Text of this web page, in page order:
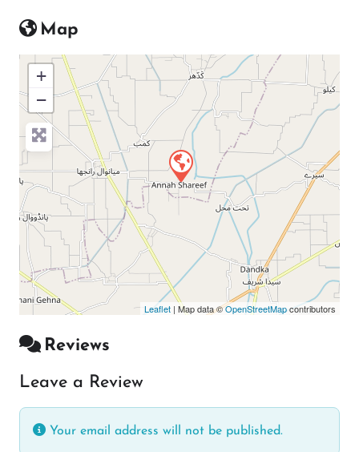
Map
+
−
Press Enter key to search
Leaflet | Map data ©OpenStreetMapcontributors
Reviews
Leave a Review
Your email address will not be published.